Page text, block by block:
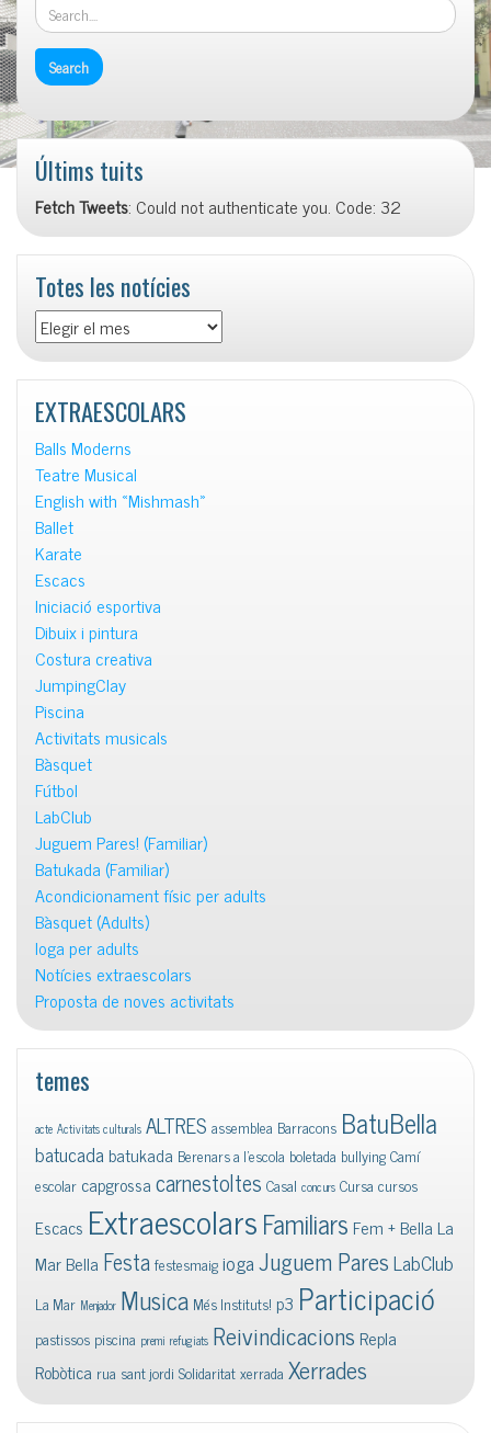
Últims tuits
Fetch Tweets: Could not authenticate you. Code: 32
Totes les notícies
Totes
les
notícies
EXTRAESCOLARS
Balls Moderns
Teatre Musical
English with «Mishmash»
Ballet
Karate
Escacs
Iniciació esportiva
Dibuix i pintura
Costura creativa
JumpingClay
Piscina
Activitats musicals
Bàsquet
Fútbol
LabClub
Juguem Pares! (Familiar)
Batukada (Familiar)
Acondicionament físic per adults
Bàsquet (Adults)
Ioga per adults
Notícies extraescolars
Proposta de noves activitats
temes
acte Activitats culturals ALTRES assemblea Barracons BatuBella
batucadabatukada Berenars a l'escola boletada bullyingCamí
escolar capgrossacarnestoltes Casal concurs Cursa cursos
Escacs ExtraescolarsFamiliars Fem + Bella La
Mar Bella FestafestesmaigiogaJuguem ParesLabClub
La Mar Menjador Musica Més Instituts! p3 Participació
pastissos piscina premi refugiats Reivindicacions Repla
Robòtica rua sant jordi Solidaritatxerrada Xerrades